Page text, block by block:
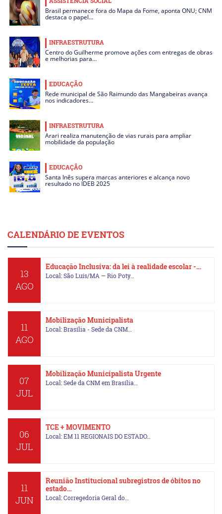
Brasil permanece fora do Mapa da Fome, aponta ONU; CNM
destaca o papel…
INFRAESTRUTURA
Centro do Guilherme promove ações com entregas de obras
e melhorias para…
EDUCAÇÃO
Rede municipal de São Raimundo das Mangabeiras avança
nos indicadores…
INFRAESTRUTURA
Arari realiza manutenção de vias rurais para ampliar
mobilidade da população
EDUCAÇÃO
Santa Inês supera marcas anteriores e alcança novo
resultado no IDEB 2025
CALENDÁRIO DE EVENTOS
13
AGO
Educação Inclusiva: da lei à realidade escolar -…
Local: São Luís/MA — Rio Poty…
11
AGO
Mobilização Municipalista
Local: Brasília - Sede da CNM…
07
JUL
Mobilização Municipalista Urgente
Local: Sede da CNM em Brasília…
06
JUL
TCE + MOVIMENTO
Local: EM 11 REGIONAIS DO ESTADO…
11
JUN
Reunião Institucional subregistros de óbitos no
estado…
Local: Corregedoria Geral do…